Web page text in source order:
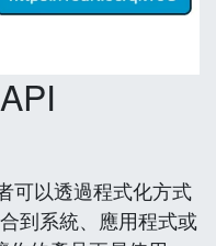
可以透過程式化方式
到系統、應用程式或